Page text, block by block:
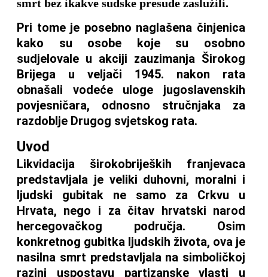
smrt bez ikakve sudske presude zaslužili.
Pri tome je posebno naglašena činjenica
kako su osobe koje su osobno
sudjelovale u akciji zauzimanja Širokog
Brijega u veljači 1945. nakon rata
obnašali vodeće uloge jugoslavenskih
povjesničara, odnosno stručnjaka za
razdoblje Drugog svjetskog rata.
Uvod
Likvidacija širokobrijeških franjevaca
predstavljala je veliki duhovni, moralni i
ljudski gubitak ne samo za Crkvu u
Hrvata, nego i za čitav hrvatski narod
hercegovačkog područja. Osim
konkretnog gubitka ljudskih života, ova je
nasilna smrt predstavljala na simboličkoj
razini uspostavu partizanske vlasti u